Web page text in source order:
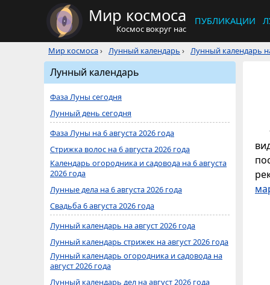
Мир космоса
Космос вокруг нас
ПУБЛИКАЦИИ
Мир космоса› Лунный календарь › Лунный календарь
Лунный календарь
Фаза Луны сегодня
Лунный день сегодня
Фаза Луны на 6 августа 2026 года
Стрижка волос на 6 августа 2026 года
Календарь огородника и садовода на 6 августа
2026 года
Лунные дела на 6 августа 2026 года
Свадьба 6 августа 2026 года
Лунный календарь на август 2026 года
Лунный календарь стрижек на август 2026 года
Лунный календарь огородника и садовода на
август 2026 года
Лунный календарь дел на август 2026 года